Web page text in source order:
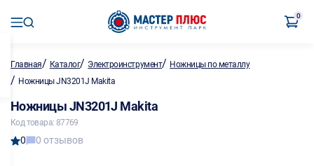
0
Главная/ Каталог/ Электроинструмент/ Ножницы по металлу
/ Ножницы JN3201J Makita
Ножницы JN3201J Makita
Код товара: 87769
0 0 отзывов